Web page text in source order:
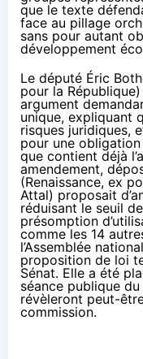
que le texte
face au pillage
sans pour autant
développement
Le député Éric
pour la
argument
unique, expliquant
risques juridiques,
pour une
que contient déjà
amendement,
(Renaissance, ex
Attal) proposait
réduisant le seuil
présomption
comme les 14
l’Assemblée
proposition de loi
Sénat. Elle a été
séance publique du
révèleront peut-
commission.